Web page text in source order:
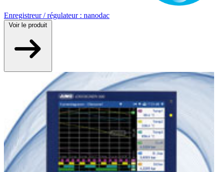
Enregistreur / régulateur : nanodac
Voir le produit